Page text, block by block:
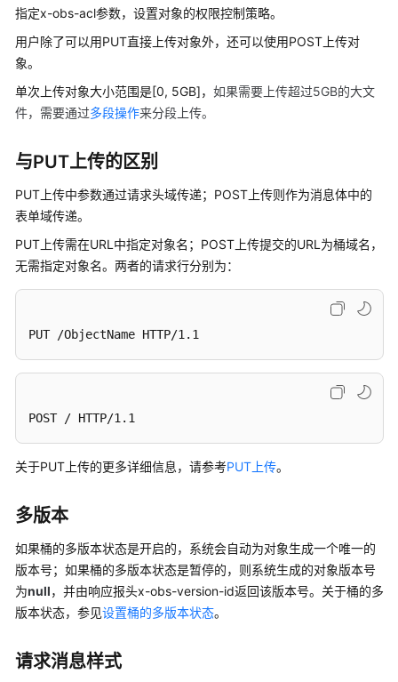
明
速
入
门
用
指
南
权
指
南
具
指
南
佳
实
践
API
参
指定x-obs-acl参数，设置对象的权限控制策略。
用户除了可以用PUT直接上传对象外，还可以使用POST上传对
象。
单次上传对象大小范围是[0, 5GB]， 如果需要上传超过5GB的大文
件，需要通过多段操作来分段上传。
与PUT上传的区别
PUT上传中参数通过请求头域传递；POST上传则作为消息体中的
表单域传递。
PUT上传需在URL中指定对象名；POST上传提交的URL为桶域名，
无需指定对象名。两者的请求行分别为：
PUT /ObjectName HTTP/1.1
POST / HTTP/1.1
关于PUT上传的更多详细信息，请参考PUT上传。
多版本
如果桶的多版本状态是开启的，系统会自动为对象生成一个唯一的
版本号；如果桶的多版本状态是暂停的，则系统生成的对象版本号
为null，并由响应报头x-obs-version-id返回该版本号。关于桶的多
版本状态，参见设置桶的多版本状态。
请求消息样式